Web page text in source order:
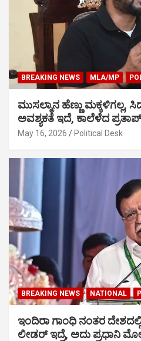
BREAKING NEWS MLA/MP
ಮುಸಲ್ಮಾನ ಹೆಣ್ಣು ಮಕ್ಕಳಿಗಲ್ಲ,
ಅವಶ್ಯಕತೆ ಇದೆ, ಕಾಲೆಳೆದ
May 16, 2026 Political Desk
BREAKING NEWS NATIONAL
ಇಂದಿರಾ ಗಾಂಧಿ ನಂತರ
ಲೀಡರ್ ಇದ್ರೆ, ಅದು ಪ್ರಧಾನಿ